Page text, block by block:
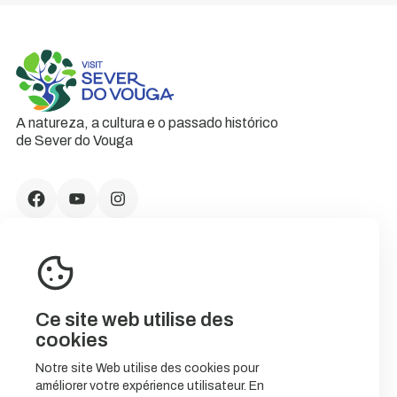
Ce site web utilise des
cookies
Notre site Web utilise des cookies pour
améliorer votre expérience utilisateur. En
A natureza, a cultura e o passado histórico
de Sever do Vouga
CONTACTS